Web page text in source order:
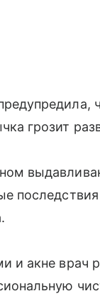
грозит
и акне врач